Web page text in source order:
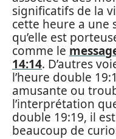
significatifs de la
cette heure a une
qu’elle est
comme le
14:14. D’autres
l’heure double
amusante ou
l’interprétation
double 19:19, il
beaucoup de